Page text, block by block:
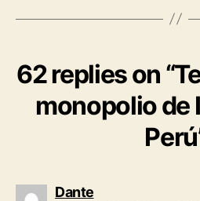
62 replies on
monopolio de
Dantesays: